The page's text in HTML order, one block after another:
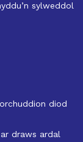
sylweddol
diod
draws ardal